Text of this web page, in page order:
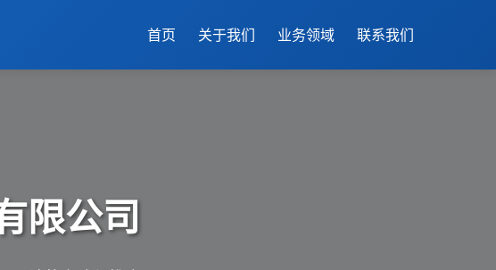
首页 关于我们 业务领域 联系我们
限公司